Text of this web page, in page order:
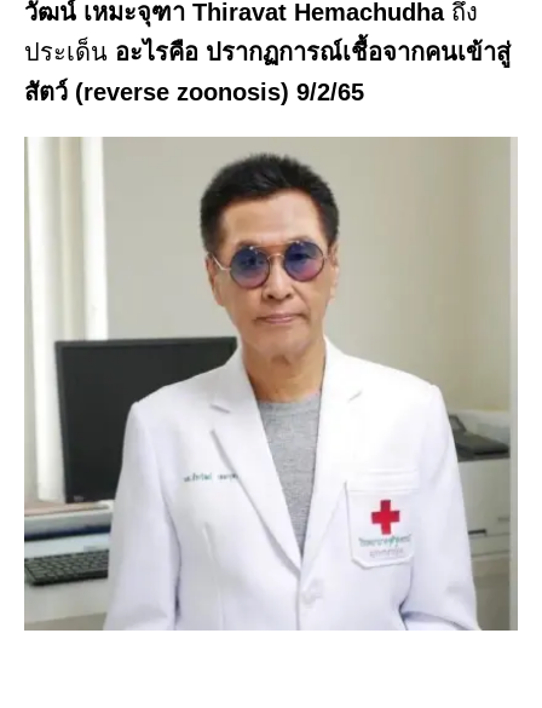
วัฒน์ เหมะจุฑา Thiravat Hemachudhaถึง
ประเด็น อะไรคือ ปรากฏการณ์เชื้อจากคนเข้าสู่
สัตว์ (reverse zoonosis) 9/2/65